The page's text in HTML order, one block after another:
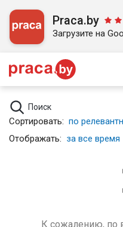
Praca.by
Загрузите на
Поиск
Сортировать: по
Отображать: за все время
К сожалению, по